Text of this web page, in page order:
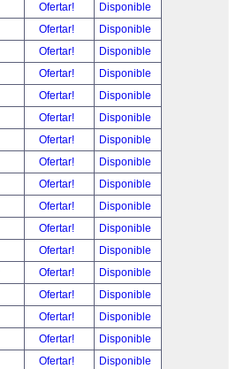
Ofertar!
Disponible
Ofertar!
Disponible
Ofertar!
Disponible
Ofertar!
Disponible
Ofertar!
Disponible
Ofertar!
Disponible
Ofertar!
Disponible
Ofertar!
Disponible
Ofertar!
Disponible
Ofertar!
Disponible
Ofertar!
Disponible
Ofertar!
Disponible
Ofertar!
Disponible
Ofertar!
Disponible
Ofertar!
Disponible
Ofertar!
Disponible
Ofertar!
Disponible